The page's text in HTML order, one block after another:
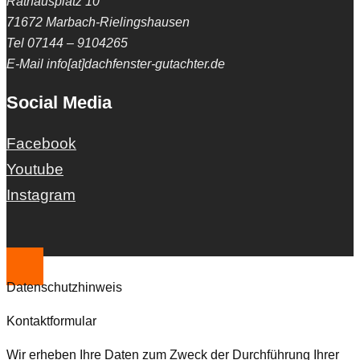
71672 Marbach-Rielingshausen
Tel 07144 – 9104265
E-Mail info[at]dachfenster-gutachter.de
Social Media
Facebook
Youtube
Instagram
Datenschutzhinweis
Kontaktformular
Wir erheben Ihre Daten zum Zweck der Durchführung Ihrer